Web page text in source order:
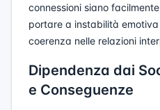
connessioni siano
portare a instabilità
coerenza nelle relazioni
Dipendenza dai
e Conseguenze